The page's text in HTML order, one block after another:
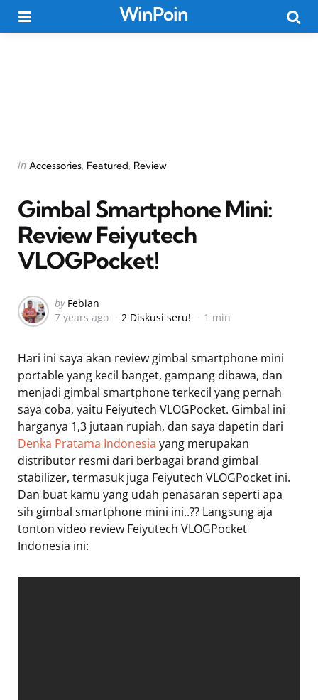
WinPoin
Categories
Posted
in Accessories Featured Review
Gimbal Smartphone Mini:
Review Feiyutech
VLOGPocket!
Posted
by
by Febian
7 years ago
2 Diskusi seru! 1 min
Hari ini saya akan review gimbal smartphone mini
portable yang kecil banget, gampang dibawa, dan
menjadi gimbal smartphone terkecil yang pernah
saya coba, yaitu Feiyutech VLOGPocket. Gimbal ini
harganya 1,3 jutaan rupiah, dan saya dapetin dari
Denka Pratama Indonesia yang merupakan
distributor resmi dari berbagai brand gimbal
stabilizer, termasuk juga Feiyutech VLOGPocket ini.
Dan buat kamu yang udah penasaran seperti apa
sih gimbal smartphone mini ini..?? Langsung aja
tonton video review Feiyutech VLOGPocket
Indonesia ini: